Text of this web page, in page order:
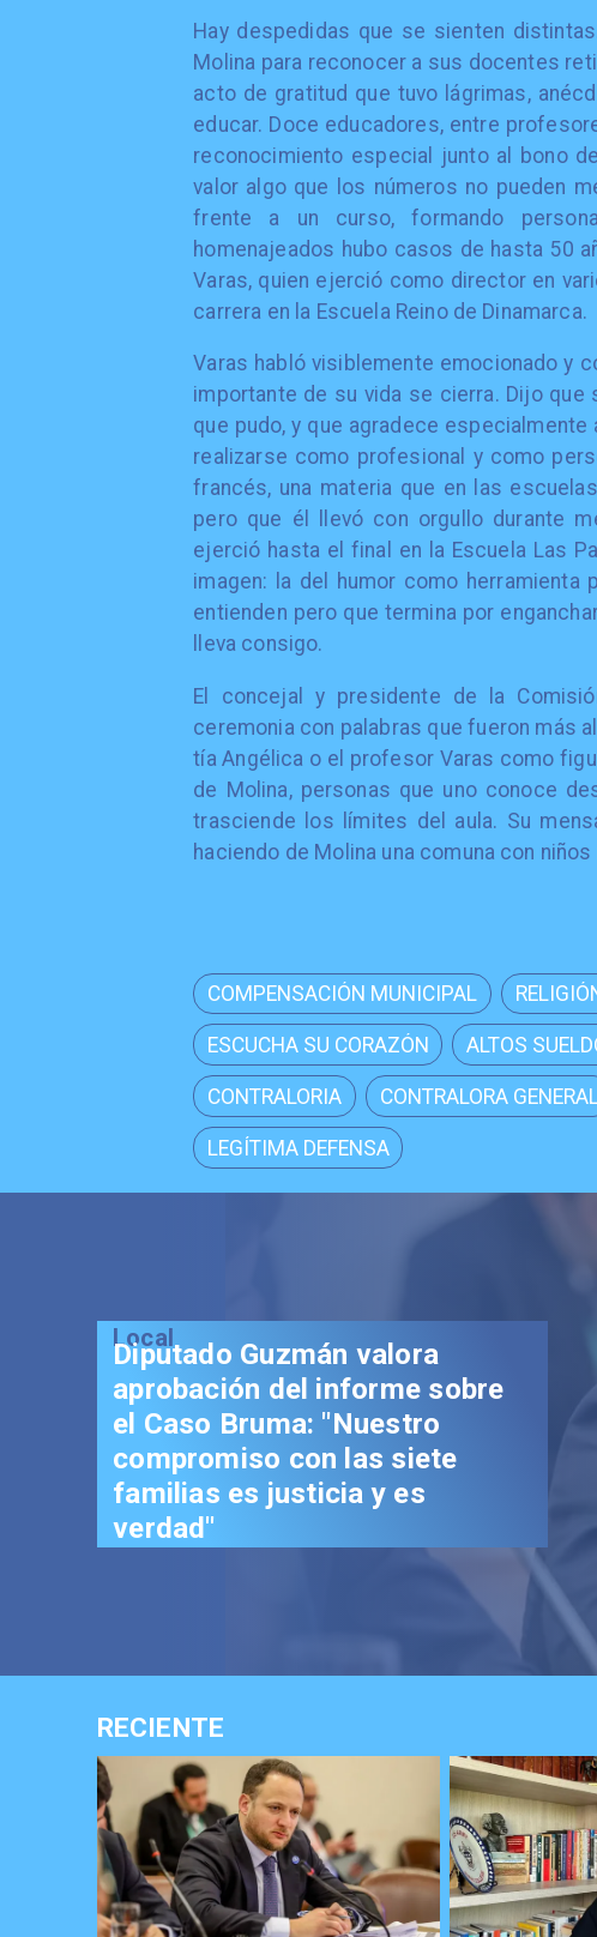
Hay despedidas que se sienten
Molina para reconocer a sus docentes
acto de gratitud que tuvo lágrimas,
educar. Doce educadores, entre
reconocimiento especial junto al bono
valor algo que los números no pueden
frente a un curso, formando
homenajeados hubo casos de hasta 50
Varas, quien ejerció como director en
carrera en la Escuela Reino de Dinamarca.
Varas habló visiblemente emocionado y
importante de su vida se cierra. Dijo
que pudo, y que agradece
realizarse como profesional y como
francés, una materia que en las
pero que él llevó con orgullo durante
ejerció hasta el final en la Escuela Las
imagen: la del humor como
entienden pero que termina por
lleva consigo.
El concejal y presidente de la
ceremonia con palabras que fueron más
tía Angélica o el profesor Varas como
de Molina, personas que uno conoce
trasciende los límites del aula. Su
haciendo de Molina una comuna con
COMPENSACIÓN MUNICIPAL
ESCUCHA SU CORAZÓN ALTOS
CONTRALORIA CONTRALORA
LEGÍTIMA DEFENSA
sobre
RECIENTE